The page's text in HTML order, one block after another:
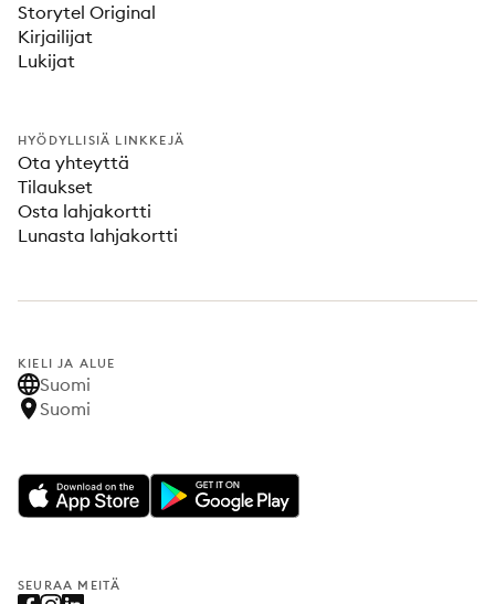
Storytel Original
Kirjailijat
Lukijat
HYÖDYLLISIÄ LINKKEJÄ
Ota yhteyttä
Tilaukset
Osta lahjakortti
Lunasta lahjakortti
KIELI JA ALUE
Suomi
Suomi
SEURAA MEITÄ